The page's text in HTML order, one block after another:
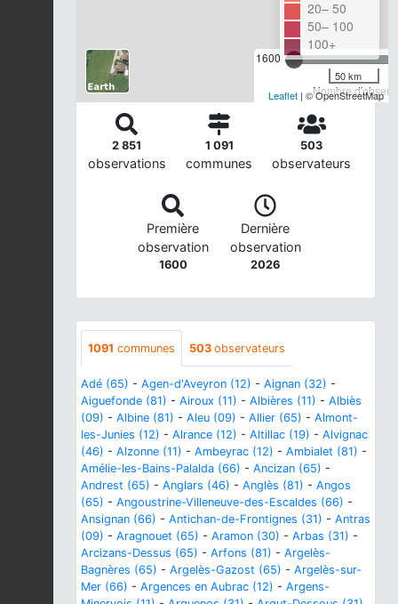
1600
Nombre
20– 50
50– 100
100+
50 km
Leaflet | © OpenStreetMap
2 851
observations
1 091
communes
503
observateurs
Première
observation
1600
Dernière
observation
2026
1091 communes 503 observateurs
Adé (65) - Agen-d'Aveyron (12) - Aignan (32) -
Aiguefonde (81) - Airoux (11) - Albières (11) - Albiès
(09) - Albine (81) - Aleu (09) - Allier (65) - Almont-
les-Junies (12) - Alrance (12) - Altillac (19) - Alvignac
(46) - Alzonne (11) - Ambeyrac (12) - Ambialet (81) -
Amélie-les-Bains-Palalda (66) - Ancizan (65) -
Andrest (65) - Anglars (46) - Anglès (81) - Angos
(65) - Angoustrine-Villeneuve-des-Escaldes (66) -
Ansignan (66) - Antichan-de-Frontignes (31) - Antras
(09) - Aragnouet (65) - Aramon (30) - Arbas (31) -
Arcizans-Dessus (65) - Arfons (81) - Argelès-
Bagnères (65) - Argelès-Gazost (65) - Argelès-sur-
Mer (66) - Argences en Aubrac (12) - Argens-